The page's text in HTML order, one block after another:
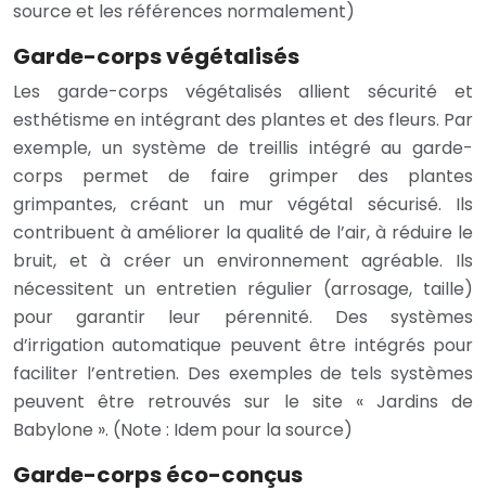
source et les références normalement)
Garde-corps végétalisés
Les garde-corps végétalisés allient sécurité et
esthétisme en intégrant des plantes et des fleurs. Par
exemple, un système de treillis intégré au garde-
corps permet de faire grimper des plantes
grimpantes, créant un mur végétal sécurisé. Ils
contribuent à améliorer la qualité de l’air, à réduire le
bruit, et à créer un environnement agréable. Ils
nécessitent un entretien régulier (arrosage, taille)
pour garantir leur pérennité. Des systèmes
d’irrigation automatique peuvent être intégrés pour
faciliter l’entretien. Des exemples de tels systèmes
peuvent être retrouvés sur le site « Jardins de
Babylone ». (Note : Idem pour la source)
Garde-corps éco-conçus